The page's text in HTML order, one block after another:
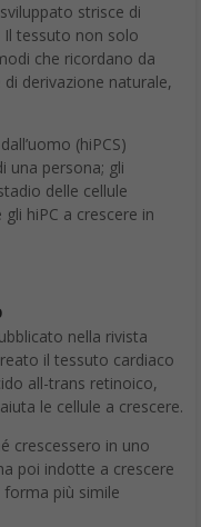
strisce di
tessuto non solo
che ricordano da
derivazione naturale,
(hiPCS)
una persona; gli
delle cellule
hiPC a crescere in
nella rivista
il tessuto cardiaco
all-trans retinoico,
le cellule a crescere.
crescessero in uno
poi indotte a crescere
più simile